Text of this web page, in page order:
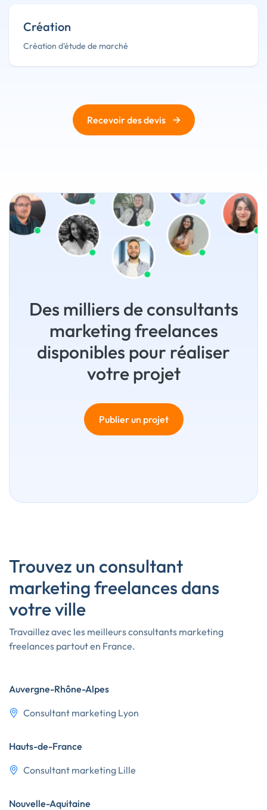
Création
Création d'étude de marché
Recevoir des devis →
Des milliers de consultants
marketing freelances
disponibles pour réaliser
votre projet
Publier un projet
Trouvez un consultant
marketing freelances dans
votre ville
Travaillez avec les meilleurs consultants marketing
freelances partout en France.
Auvergne-Rhône-Alpes
Consultant marketing Lyon
Hauts-de-France
Consultant marketing Lille
Nouvelle-Aquitaine